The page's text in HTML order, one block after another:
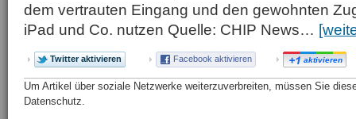
dem vertrauten Eingang und den gewohnten
iPad und Co. nutzen Quelle: CHIP News…
Twitter aktivieren Facebook aktivieren aktivieren
Um Artikel über soziale Netzwerke weiterzuverbreiten, müssen Sie
Datenschutz.